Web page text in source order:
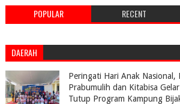
POPULAR RECENT
DAERAH
Peringati Hari Anak Nasional,
Prabumulih dan Kitabisa
Tutup Program Kampung